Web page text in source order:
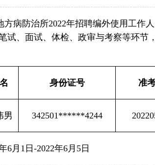
方病防治所2022年招聘编外使用工作
试、面试、体检、政审与考察等环节
身份证号 准
男 342501******4244
6月1日-2022年6 月 5日